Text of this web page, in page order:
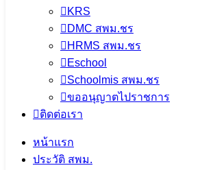
KRS
DMC สพม.ชร
HRMS สพม.ชร
Eschool
Schoolmis สพม.ชร
ขออนุญาตไปราชการ
ติดต่อเรา
หน้าแรก
ประวัติ สพม.